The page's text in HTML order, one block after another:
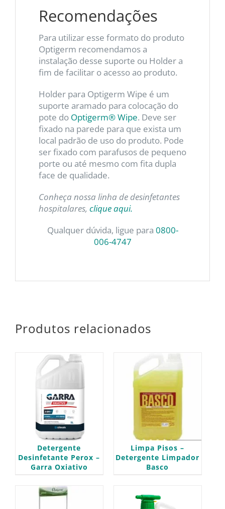
Recomendações
Para utilizar esse formato do produto
Optigerm recomendamos a
instalação desse suporte ou Holder a
fim de facilitar o acesso ao produto.
Holder para Optigerm Wipe é um
suporte aramado para colocação do
pote do Optigerm® Wipe. Deve ser
fixado na parede para que exista um
local padrão de uso do produto. Pode
ser fixado com parafusos de pequeno
porte ou até mesmo com fita dupla
face de qualidade.
Conheça nossa linha de desinfetantes
hospitalares, clique aqui.
Qualquer dúvida, ligue para 0800-
006-4747
Produtos relacionados
Detergente
Desinfetante Perox –
Garra Oxiativo
Limpa Pisos –
Detergente Limpador
Basco